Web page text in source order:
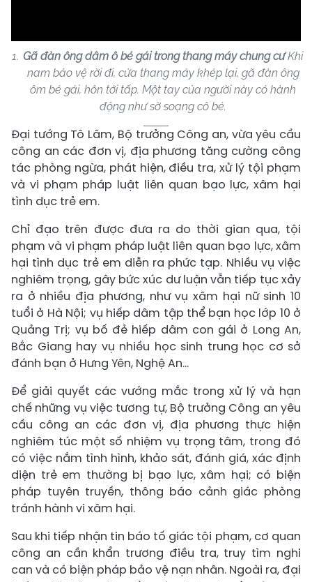
Gã đàn ông dâm ô bé gái trong thang máy chung cưKhi
nam bảo vệ rời đi, cửa thang máy khép lại, gã đàn ông
ôm bé gái, hôn tới tấp. Một tay của người này có hành
động như sờ soạng cô bé.
Đại tướng Tô Lâm, Bộ trưởng Công an, vừa yêu cầu
công an các đơn vị, địa phương tăng cường công
tác phòng ngừa, phát hiện, điều tra, xử lý tội phạm
và vi phạm pháp luật liên quan bạo lực, xâm hại
tình dục trẻ em.
Chỉ đạo trên được đưa ra do thời gian qua, tội
phạm và vi phạm pháp luật liên quan bạo lực, xâm
hại tình dục trẻ em diễn ra phức tạp. Nhiều vụ việc
nghiêm trọng, gây bức xúc dư luận vẫn tiếp tục xảy
ra ở nhiều địa phương, như vụ xâm hại nữ sinh 10
tuổi ở Hà Nội; vụ hiếp dâm tập thể bạn học lớp 10 ở
Quảng Trị; vụ bố đẻ hiếp dâm con gái ở Long An,
Bắc Giang hay vụ nhiều học sinh trung học cơ sở
đánh bạn ở Hưng Yên, Nghệ An…
Để giải quyết các vướng mắc trong xử lý và hạn
chế những vụ việc tương tự, Bộ trưởng Công an yêu
cầu công an các đơn vị, địa phương thực hiện
nghiêm túc một số nhiệm vụ trọng tâm, trong đó
có việc nắm tình hình, khảo sát, đánh giá, xác định
diện trẻ em thường bị bạo lực, xâm hại; có biện
pháp tuyên truyền, thông báo cảnh giác phòng
tránh hành vi xâm hại.
Sau khi tiếp nhận tin báo tố giác tội phạm, cơ quan
công an cần khẩn trương điều tra, truy tìm nghi
can và có biện pháp bảo vệ nạn nhân. Ngoài ra, đại